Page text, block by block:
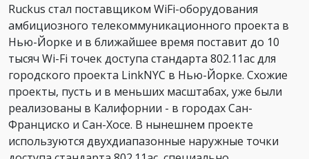
Ruckus стал поставщиком WiFi-оборудования
амбициозного телекоммуникационного проекта в
Нью-Йорке и в ближайшее время поставит до 10
тысяч Wi-Fi точек доступа стандарта 802.11ac для
городского проекта LinkNYC в Нью-Йорке. Схожие
проекты, пусть и в меньших масштабах, уже были
реализованы в Калифорнии - в городах Сан-
Франциско и Сан-Хосе. В нынешнем проекте
используются двухдиапазонные наружные точки